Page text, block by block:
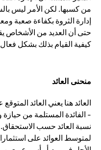
من كسبها. لكن الأمر ليس
إدارة الثروة بكفاءة صعبة
حتى أن العديد من الأشخاص
كيفية القيام بذلك بشكل
منحنى العائد
العائد هنا يعني العائد
- الفائدة المستلمة من
نسبة العائد حسب
لمتوسط العوائد على